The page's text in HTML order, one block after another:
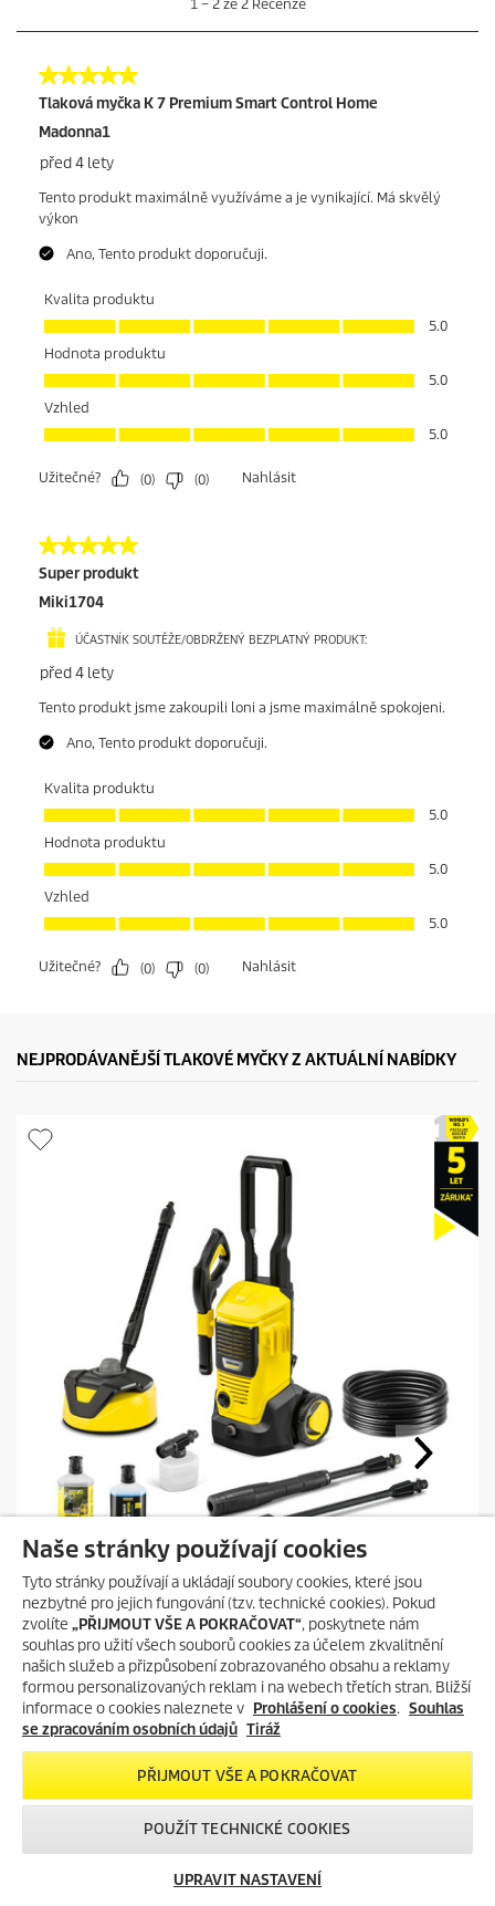
NEJPRODÁVANĚJŠÍ TLAKOVÉ MYČKY Z AKTUÁLNÍ NABÍDKY
Tlaková myčka
K 5 FJ Home
C
u
r
r
e
n
t
p
r
u
8 890 Kč
4.8 (8)
4
8
z
5
PŘIDAT DO POROVNÁNÍ
VLOŽIT DO KOŠÍKU
Naše stránky používají cookies
Tyto stránky používají a ukládají soubory cookies, které jsou
nezbytné pro jejich fungování (tzv. technické cookies). Pokud
zvolíte „PŘIJMOUT VŠE A POKRAČOVAT“, poskytnete nám
souhlas pro užití všech souborů cookies za účelem zkvalitnění
našich služeb a přizpůsobení zobrazovaného obsahu a reklamy
formou personalizovaných reklam i na webech třetích stran. Bližší
informace o cookies naleznete v Prohlášení o cookies. Souhlas
se zpracováním osobních údajů Tiráž
PŘIJMOUT VŠE A POKRAČOVAT
POUŽÍT TECHNICKÉ COOKIES
UPRAVIT NASTAVENÍ